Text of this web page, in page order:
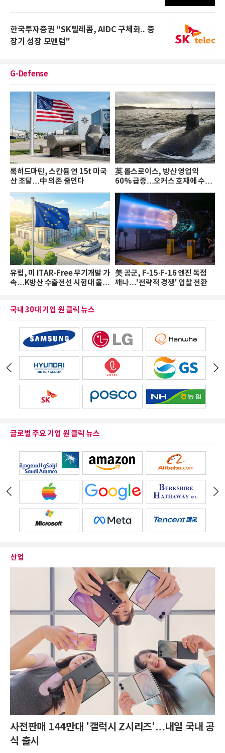
한국투자증권 "SK텔레콤, AIDC 구체화.. 중
장기 성장 모멘텀"
G-Defense
록히드마틴, 스칸듐 연 15t 미국
산 조달…中 의존 줄인다
英 롤스로이스, 방산 영업익
60% 급증…오커스 호재에 수주
잔고 33조원
유럽, 미 ITAR-Free 무기개발 가
속…K방산 수출전선 시험대 올랐
美 공군, F-15·F-16 엔진 독점
깨나…'전략적 경쟁' 입찰 전환
국내 30대 기업 원 클릭 뉴스
글로벌 주요 기업 원 클릭 뉴스
산업
사전판매 144만대 '갤럭시 Z시리즈'…내일 국내 공
식 출시